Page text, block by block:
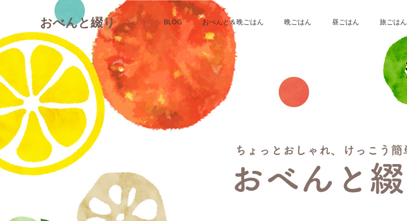
おべんと綴り BLOG おべんと＆晩ごはん 晩ごはん 昼ごはん 旅ごはん